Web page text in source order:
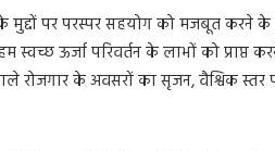
मुद्दों पर परस्पर सहयोग को मजबूत करने के
ऊर्जा परिवर्तन के लाभों को प्राप्त
रोजगार के अवसरों का सृजन, वैश्विक स्तर